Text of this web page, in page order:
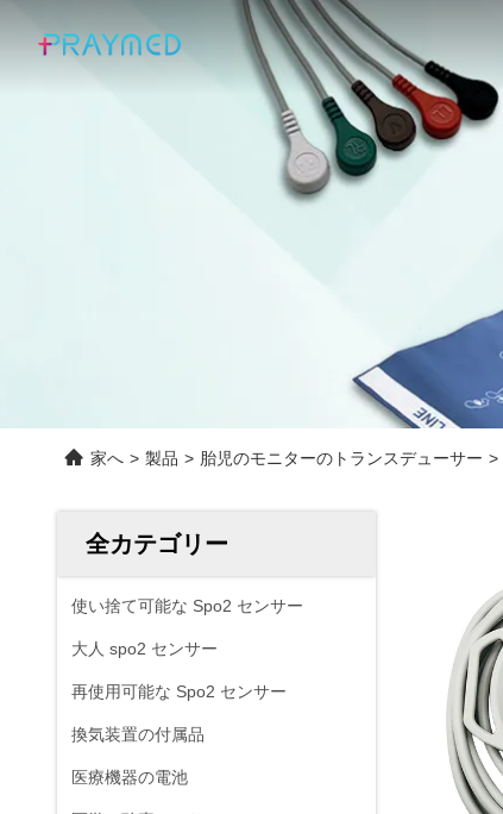
家へ > 製品 > 胎児のモニターのトランスデューサー >
全カテゴリー
使い捨て可能な Spo2 センサー
大人 spo2 センサー
再使用可能な Spo2 センサー
換気装置の付属品
医療機器の電池